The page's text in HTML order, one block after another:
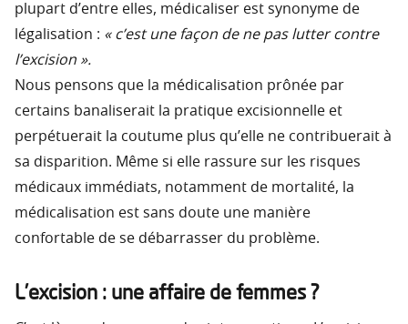
plupart d’entre elles, médicaliser est synonyme de
légalisation : « c’est une façon de ne pas lutter contre
l’excision ».
Nous pensons que la médicalisation prônée par
certains banaliserait la pratique excisionnelle et
perpétuerait la coutume plus qu’elle ne contribuerait à
sa disparition. Même si elle rassure sur les risques
médicaux immédiats, notamment de mortalité, la
médicalisation est sans doute une manière
confortable de se débarrasser du problème.
L’excision : une affaire de femmes ?